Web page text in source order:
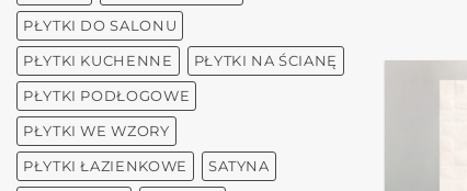
PŁYTKI DO SALONU
PŁYTKI KUCHENNE PŁYTKI NA ŚCIANĘ
PŁYTKI PODŁOGOWE
PŁYTKI WE WZORY
PŁYTKI ŁAZIENKOWE SATYNA